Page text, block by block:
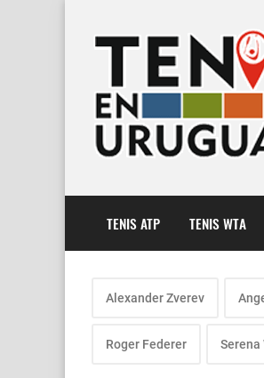
TENIS ATP TENIS WTA
Alexander Zverev
Roger Federer